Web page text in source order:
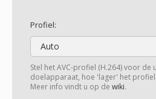
Profiel:
Auto
Stel het AVC-profiel (H.264) voor
doelapparaat, hoe 'lager' het
Meer info vindt u op de wiki.